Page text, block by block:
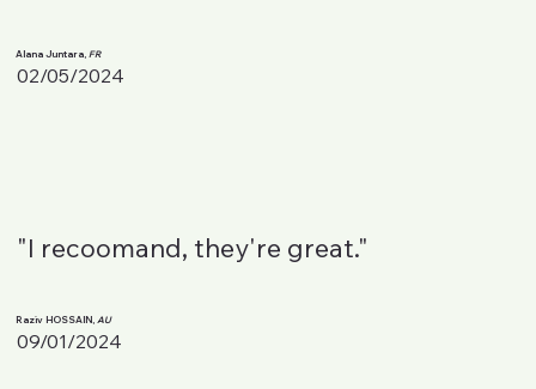
Alana Juntara, FR
02/05/2024
"I recoomand, they're great."
Raziv HOSSAIN, AU
09/01/2024